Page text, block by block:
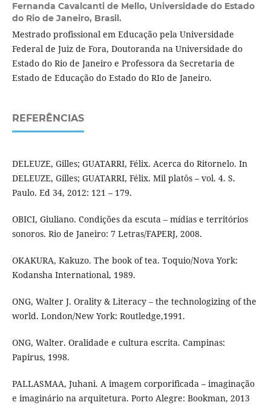
Fernanda Cavalcanti de Mello, Universidade do Estado
do Rio de Janeiro, Brasil.
Mestrado profissional em Educação pela Universidade
Federal de Juiz de Fora, Doutoranda na Universidade do
Estado do Rio de Janeiro e Professora da Secretaria de
Estado de Educação do Estado do RIo de Janeiro.
REFERÊNCIAS
DELEUZE, Gilles; GUATARRI, Félix. Acerca do Ritornelo. In
DELEUZE, Gilles; GUATARRI, Félix. Mil platôs – vol. 4. S.
Paulo. Ed 34, 2012: 121 – 179.
OBICI, Giuliano. Condições da escuta – mídias e territórios
sonoros. Rio de Janeiro: 7 Letras/FAPERJ, 2008.
OKAKURA, Kakuzo. The book of tea. Toquio/Nova York:
Kodansha International, 1989.
ONG, Walter J. Orality & Literacy – the technologizing of the
world. London/New York: Routledge,1991.
ONG, Walter. Oralidade e cultura escrita. Campinas:
Papirus, 1998.
PALLASMAA, Juhani. A imagem corporificada – imaginação
e imaginário na arquitetura. Porto Alegre: Bookman, 2013